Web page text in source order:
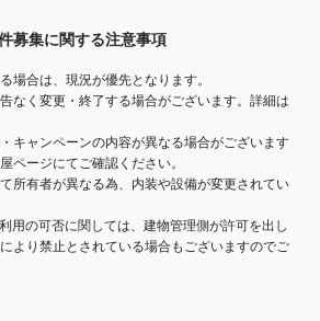
募集に関する注意事項
場合は、現況が優先となります。
なく変更・終了する場合がございます。詳細は
キャンペーンの内容が異なる場合がございます
ページにてご確認ください。
所有者が異なる為、内装や設備が変更されてい
用の可否に関しては、建物管理側が許可を出し
より禁止とされている場合もございますのでご